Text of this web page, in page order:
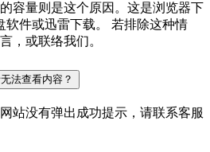
容量则是这个原因。这是浏览器下
软件或迅雷下载。 若排除这种情
，或联络我们。
法查看内容？
站没有弹出成功提示，请联系客服